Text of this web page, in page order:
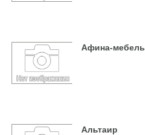
Афина-мебель
Альтаир